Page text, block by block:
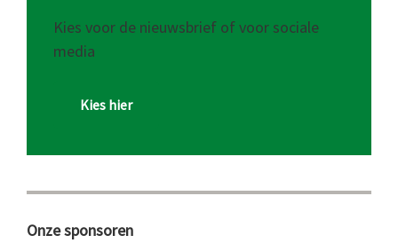
Kies voor de nieuwsbrief of voor sociale
media
Kies hier
Onze sponsoren